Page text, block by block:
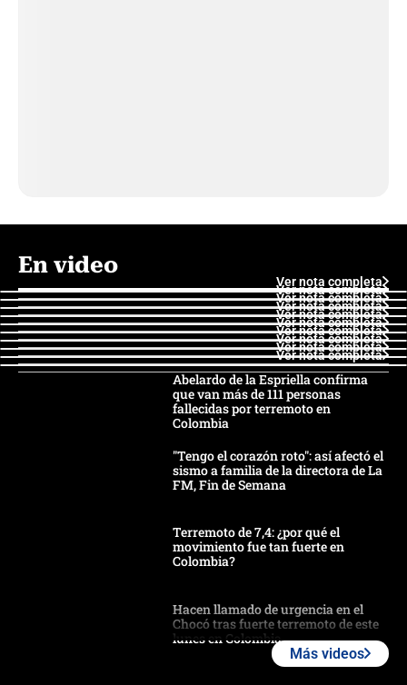
En video
Ver nota completa
Ver nota completa
Ver nota completa
Ver nota completa
Ver nota completa
Ver nota completa
Ver nota completa
Ver nota completa
Ver nota completa
Ver nota completa
Abelardo de la Espriella confirma
que van más de 111 personas
fallecidas por terremoto en
Colombia
"Tengo el corazón roto": así afectó el
sismo a familia de la directora de La
FM, Fin de Semana
Terremoto de 7,4: ¿por qué el
movimiento fue tan fuerte en
Colombia?
Hacen llamado de urgencia en el
Chocó tras fuerte terremoto de este
lunes en Colombia
Más videos